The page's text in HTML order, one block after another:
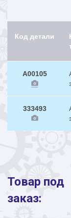
Код детали
A00105
333493
Товар под
заказ: